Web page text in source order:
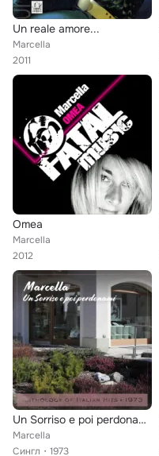
Un reale amore...
Marcella
2011
Omea
Marcella
2012
Un Sorriso e poi perdonami (Anthology of Italian Hits 1973)
Marcella
Сингл
1973